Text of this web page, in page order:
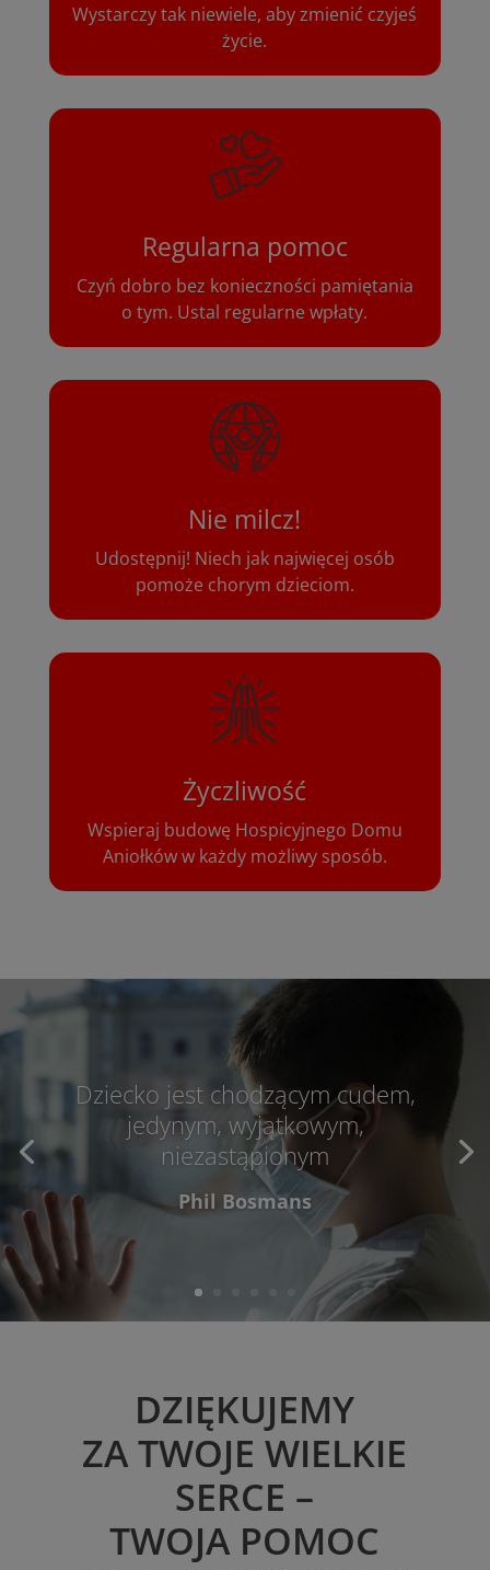
Wystarczy tak niewiele, aby zmienić czyjeś
życie.
Regularna pomoc
Czyń dobro bez konieczności pamiętania
o tym. Ustal regularne wpłaty.
Nie milcz!
Udostępnij! Niech jak najwięcej osób
pomoże chorym dzieciom.
Życzliwość
Wspieraj budowę Hospicyjnego Domu
Aniołków w każdy możliwy sposób.
Dziecko jest chodzącym cudem,
jedynym, wyjątkowym,
niezastąpionym
Phil Bosmans
DZIĘKUJEMY
ZA TWOJE WIELKIE
SERCE –
TWOJA POMOC